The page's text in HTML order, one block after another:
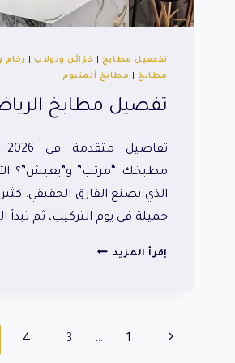
تفصيل مطابخ خزائن ودولاب رخام
مطابخ| مطابخ ألمنيوم
تفصيل مطابخ
مطبخك “مرتب” و”يعيش”؟
الذي يصنع الفارق الحقيقي.
جميلة في يوم التركيب، ثم تبدأ
إقرأ المزيد تفصيل
الصفحة
1
…
3
4